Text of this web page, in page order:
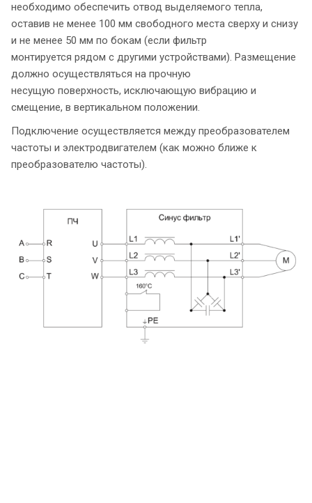
необходимо обеспечить отвод выделяемого тепла,
оставив не менее 100 мм свободного места сверху и снизу
и не менее 50 мм по бокам (если фильтр
монтируется рядом с другими устройствами). Размещение
должно осуществляться на прочную
несущую поверхность, исключающую вибрацию и
смещение, в вертикальном положении.
Подключение осуществляется между преобразователем
частоты и электродвигателем (как можно ближе к
преобразователю частоты).